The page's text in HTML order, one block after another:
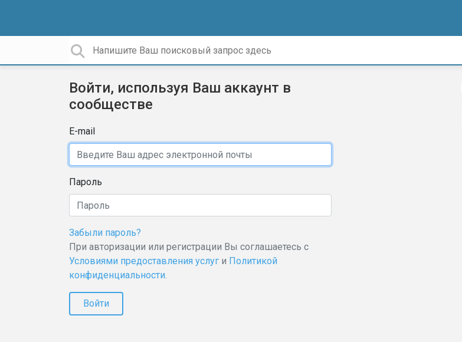
Войти, используя Ваш аккаунт в
сообществе
E-mail
Пароль
Забыли пароль?
При авторизации или регистрации Вы соглашаетесь с
Условиями предоставления услуг и Политикой
конфиденциальности.
Войти